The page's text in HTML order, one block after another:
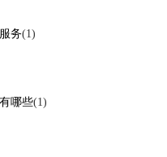
务(1)
哪些(1)